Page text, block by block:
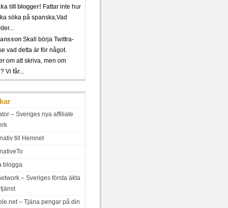
till blogger! Fattar inte hur
söka på spanska,Vad
Skall börja Twittra-
vad detta är för något.
om att skriva, men om
Vi får...
– Sveriges nya affiliate
till Hemnet
blogga
– Sveriges första äkta
– Tjäna pengar på din